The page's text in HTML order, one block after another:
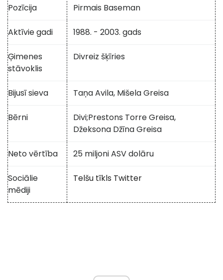
Pozīcija Pirmais Baseman
Aktīvie gadi 1988. - 2003. gads
Ģimenes
stāvoklis
Divreiz šķīries
Bijusī sieva Taņa Avila, Mišela Greisa
Bērni Divi;Prestons Torre Greisa,
Džeksona Džīna Greisa
Neto vērtība 25 miljoni ASV dolāru
Sociālie
mēdiji
Telšu tīkls Twitter